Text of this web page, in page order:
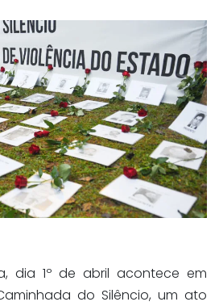
dia 1º de abril acontece em
do Silêncio, um ato